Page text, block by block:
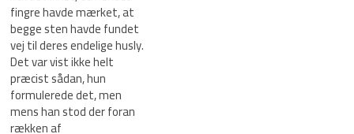
fingre havde mærket, at
begge sten havde fundet
vej til deres endelige husly.
Det var vist ikke helt
præcist sådan, hun
formulerede det, men
mens han stod der foran
rækken af